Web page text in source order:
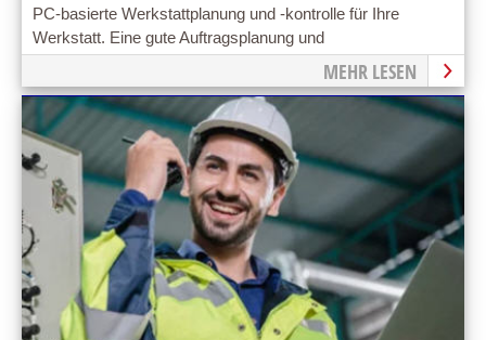
PC-basierte Werkstattplanung und -kontrolle für Ihre
Werkstatt. Eine gute Auftragsplanung und
Aufgabensteuerung ist bereits die halbe Miete.MEHR LESEN